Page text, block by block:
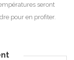
seront
pour en profiter.